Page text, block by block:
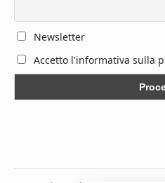
Newsletter
Accetto l'informativa sulla